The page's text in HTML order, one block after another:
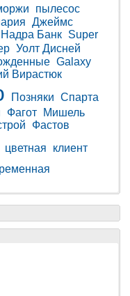
пылесос
Джеймс
Надра Банк Super
Уолт Дисней
Galaxy
Вирастюк
Позняки Спарта
Фагот
Мишель
Фастов
цветная
клиент